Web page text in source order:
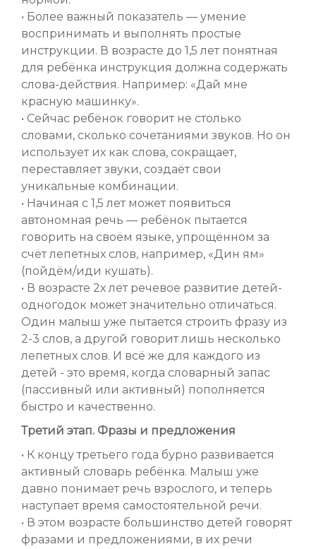
• Более важный показатель — умение
воспринимать и выполнять простые
инструкции. В возрасте до 1,5 лет понятная
для ребёнка инструкция должна содержать
слова-действия. Например: «Дай мне
красную машинку».
• Сейчас ребёнок говорит не столько
словами, сколько сочетаниями звуков. Но он
использует их как слова, сокращает,
переставляет звуки, создаёт свои
уникальные комбинации.
• Начиная с 1,5 лет может появиться
автономная речь — ребёнок пытается
говорить на своём языке, упрощённом за
счёт лепетных слов, например, «Дин ям»
(пойдём/иди кушать).
• В возрасте 2х лет речевое развитие детей-
одногодок может значительно отличаться.
Один малыш уже пытается строить фразу из
2-3 слов, а другой говорит лишь несколько
лепетных слов. И всё же для каждого из
детей - это время, когда словарный запас
(пассивный или активный) пополняется
быстро и качественно.
Третий этап. Фразы и предложения
• К концу третьего года бурно развивается
активный словарь ребёнка. Малыш уже
давно понимает речь взрослого, и теперь
наступает время самостоятельной речи.
• В этом возрасте большинство детей говорят
фразами и предложениями, в их речи